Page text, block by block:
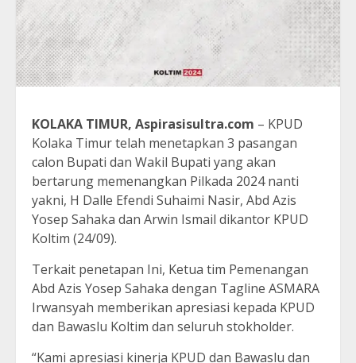
KOLAKA TIMUR, Aspirasisultra.com – KPUD
Kolaka Timur telah menetapkan 3 pasangan
calon Bupati dan Wakil Bupati yang akan
bertarung memenangkan Pilkada 2024 nanti
yakni, H Dalle Efendi Suhaimi Nasir, Abd Azis
Yosep Sahaka dan Arwin Ismail dikantor KPUD
Koltim (24/09).
Terkait penetapan Ini, Ketua tim Pemenangan
Abd Azis Yosep Sahaka dengan Tagline ASMARA
Irwansyah memberikan apresiasi kepada KPUD
dan Bawaslu Koltim dan seluruh stokholder.
“Kami apresiasi kinerja KPUD dan Bawaslu dan